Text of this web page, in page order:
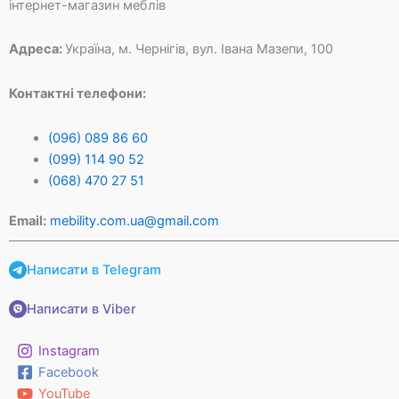
інтернет-магазин меблів
Адреса:Україна, м. Чернігів, вул. Івана Мазепи, 100
Контактні телефони:
(096) 089 86 60
(099) 114 90 52
(068) 470 27 51
Email: mebility.com.ua@gmail.com
Написати в Telegram
Написати в Viber
Instagram
Facebook
YouTube